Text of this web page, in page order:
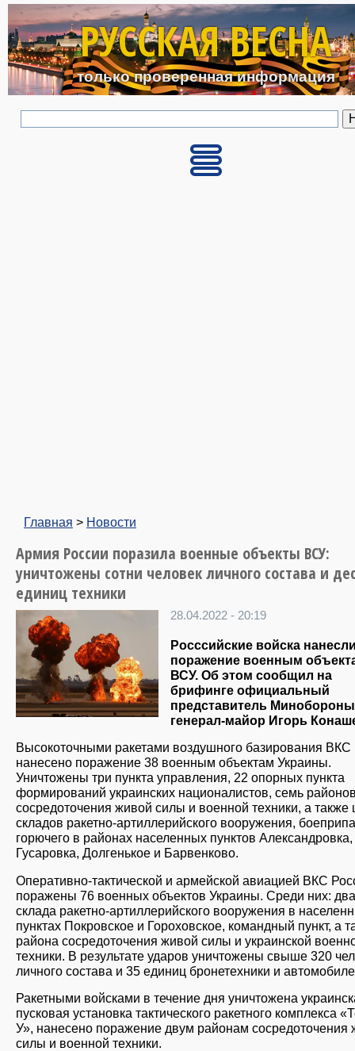
Перейти к основному
РУССКАЯ ВЕСНА
только проверенная информация
Главная > Новости
Армия России поразила военные объекты ВСУ:
уничтожены сотни человек личного состава и
единиц техники
28.04.2022 - 20:19
Росссийские войска
поражение военным
ВСУ. Об этом сообщил на
брифинге официальный
представитель Минобороны
генерал-майор Игорь
Высокоточными ракетами воздушного базирования ВКС
нанесено поражение 38 военным объектам Украины.
Уничтожены три пункта управления, 22 опорных пункта
формирований украинских националистов, семь
сосредоточения живой силы и военной техники, а также
складов ракетно-артиллерийского вооружения,
горючего в районах населенных пунктов Александровка,
Гусаровка, Долгенькое и Барвенково.
Оперативно-тактической и армейской авиацией ВКС
поражены 76 военных объектов Украины. Среди них: два
склада ракетно-артиллерийского вооружения в
пунктах Покровское и Гороховское, командный пункт, а
района сосредоточения живой силы и украинской
техники. В результате ударов уничтожены свыше 320
личного состава и 35 единиц бронетехники и
Ракетными войсками в течение дня уничтожена
пусковая установка тактического ракетного комплекса
У», нанесено поражение двум районам сосредоточения
силы и военной техники.